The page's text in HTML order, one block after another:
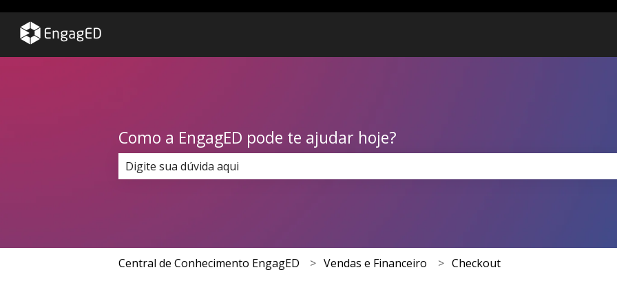
Como a EngagED pode te ajudar hoje?
Central de Conhecimento EngagED Vendas e Financeiro Checkout